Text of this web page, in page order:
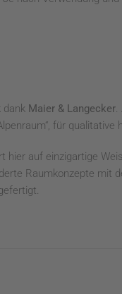
dank Maier & Langecker.
für
hier auf einzigartige
Raumkonzepte mit